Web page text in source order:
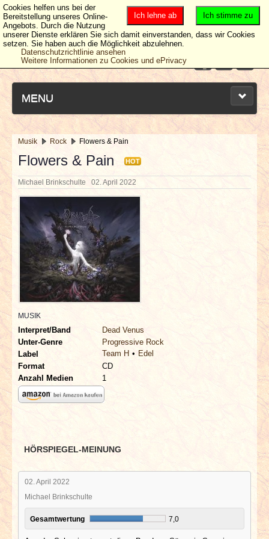
MENU
NEUESTE ARTIKEL
NEWS & DATES
BERICHTE
VERLOSUNGEN
INTERVIEWS
REDAKTION
LINKS
ARCHIV
Musik Rock Flowers & Pain
Flowers & Pain HOT
Michael Brinkschulte 02. April 2022
MUSIK
Interpret/Band
Dead Venus
Unter-Genre
Progressive Rock
Label
Team H
Edel
Format
CD
Anzahl Medien
1
HÖRSPIEGEL-MEINUNG
02. April 2022
Michael Brinkschulte
Gesamtwertung 7,0
Ich stimme zu
Ich lehne ab
Cookies helfen uns bei der
Bereitstellung unseres Online-
Angebots. Durch die Nutzung
unserer Dienste erklären Sie sich damit einverstanden, dass wir Cookies
setzen. Sie haben auch die Möglichkeit abzulehnen.
Datenschutzrichtlinie ansehen
Weitere Informationen zu Cookies und ePrivacy